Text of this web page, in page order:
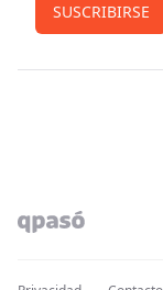
SUSCRIBIRSE